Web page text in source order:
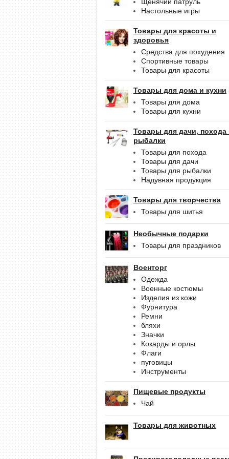
Настольные игры
Товары для красоты и
здоровья
Средства для похудения
Спортивные товары
Товары для красоты
Товары для дома и кухни
Товары для дома
Товары для кухни
Товары для дачи, похода
рыбалки
Товары для похода
Товары для дачи
Товары для рыбалки
Надувная продукция
Товары для творчества
Товары для шитья
Необычные подарки
Товары для праздников
Военторг
Одежда
Военные костюмы
Изделия из кожи
Фурнитура
Ремни
бляхи
Значки
Кокарды и орлы
Флаги
пуговицы
Инструменты
Пищевые продукты
Чай
Товары для животных